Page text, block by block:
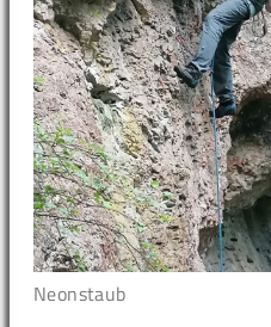
Neonstaub